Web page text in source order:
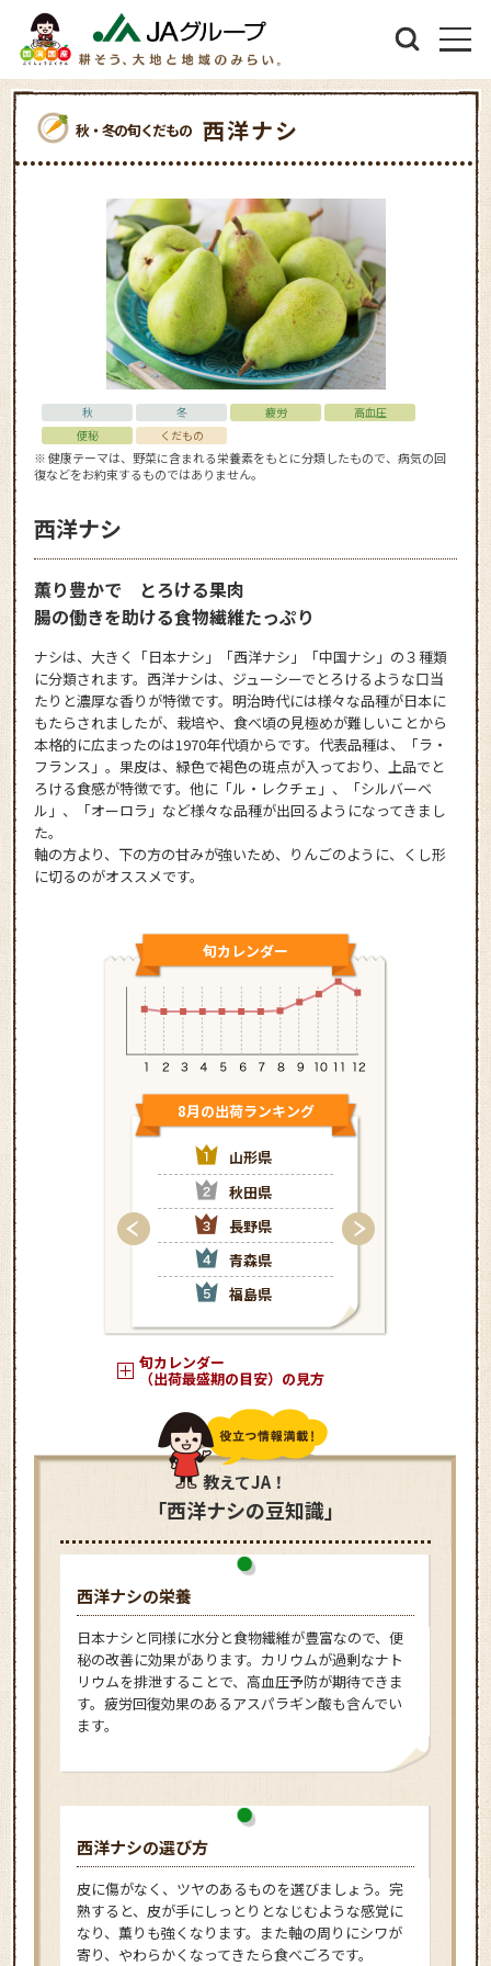
秋・冬の旬くだもの 西洋ナシ
秋 冬 疲労
高血圧
便秘
くだもの
※ 健康テーマは、野菜に含まれる栄養素をもとに分類したもので、病気の回
復などをお約束するものではありません。
西洋ナシ
薫り豊かで とろける果肉
腸の働きを助ける食物繊維たっぷり
ナシは、大きく「日本ナシ」「西洋ナシ」「中国ナシ」の３種類
に分類されます。西洋ナシは、ジューシーでとろけるような口当
たりと濃厚な香りが特徴です。明治時代には様々な品種が日本に
もたらされましたが、栽培や、食べ頃の見極めが難しいことから
本格的に広まったのは1970年代頃からです。代表品種は、「ラ・
フランス」。果皮は、緑色で褐色の斑点が入っており、上品でと
ろける食感が特徴です。他に「ル・レクチェ」、「シルバーベ
ル」、「オーロラ」など様々な品種が出回るようになってきまし
た。
軸の方より、下の方の甘みが強いため、りんごのように、くし形
に切るのがオススメです。
旬カレンダー
8月の出荷ランキング
山形県
秋田県
長野県
青森県
福島県
9月の出荷
秋
山
北
長
福
旬カレンダー
（出荷最盛期の目安）の見方
教えてJA！
「西洋ナシの豆知識」
西洋ナシの栄養
日本ナシと同様に水分と食物繊維が豊富なので、便
秘の改善に効果があります。カリウムが過剰なナト
リウムを排泄することで、高血圧予防が期待できま
す。疲労回復効果のあるアスパラギン酸も含んでい
ます。
西洋ナシの選び方
皮に傷がなく、ツヤのあるものを選びましょう。完
熟すると、皮が手にしっとりとなじむような感覚に
なり、薫りも強くなります。また軸の周りにシワが
寄り、やわらかくなってきたら食べごろです。